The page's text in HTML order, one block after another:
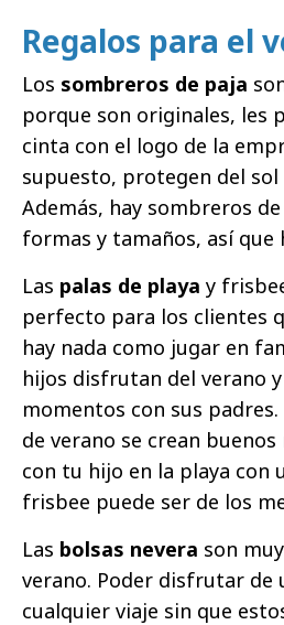
Regalos para el
Los sombreros de paja
porque son originales, les
cinta con el logo de la
supuesto, protegen del sol
Además, hay sombreros
formas y tamaños, así que
Las palas de playa y
perfecto para los clientes
hay nada como jugar en
hijos disfrutan del verano
momentos con sus padres.
de verano se crean
con tu hijo en la playa con
frisbee puede ser de los
Las bolsas nevera son
verano. Poder disfrutar de
cualquier viaje sin que